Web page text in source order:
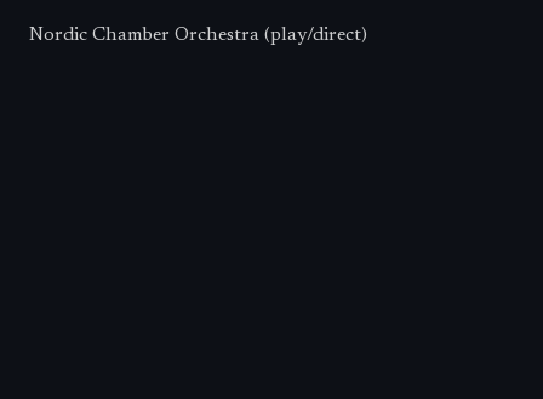
Nordic Chamber Orchestra (play/direct)